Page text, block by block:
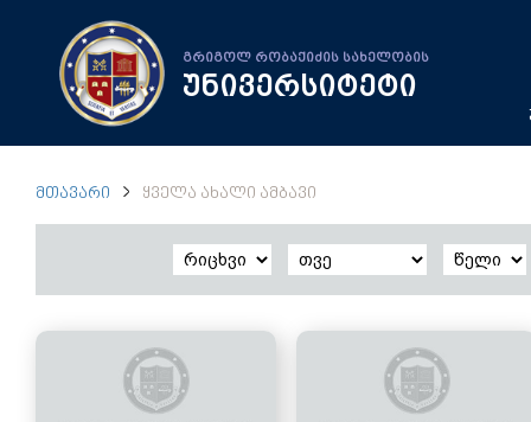
გრიგოლ რობაქიძის სახელობის
უნივერსიტეტი
ᲛᲗᲐᲕᲐᲠᲘ ᲧᲕᲔᲚᲐ ᲐᲮᲐᲚᲘ ᲐᲛᲑᲐᲕᲘ